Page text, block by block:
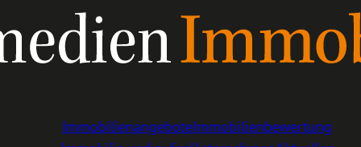
ImmobilienangeboteImmobilienbewertung